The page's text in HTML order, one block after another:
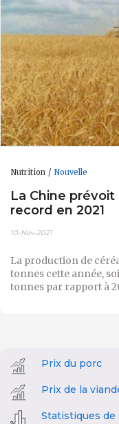
Nutrition Nouvelle
La Chine
record en 2021
10-Nov-2021
La production de
tonnes cette année,
tonnes par rapport à
Prix du porc
Prix de la
Statistiques